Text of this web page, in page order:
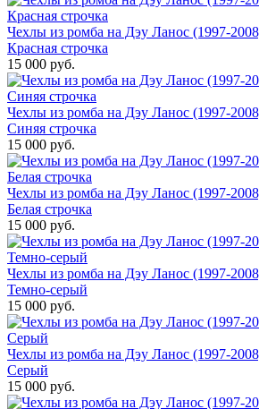
Чехлы из ромба на Дэу Ланос (1997-
Красная строчка
15 000 руб.
Чехлы из ромба на Дэу Ланос (1997-
Синяя строчка
15 000 руб.
Чехлы из ромба на Дэу Ланос (1997-
Белая строчка
15 000 руб.
Чехлы из ромба на Дэу Ланос (1997-
Темно-серый
15 000 руб.
Чехлы из ромба на Дэу Ланос (1997-
Серый
15 000 руб.